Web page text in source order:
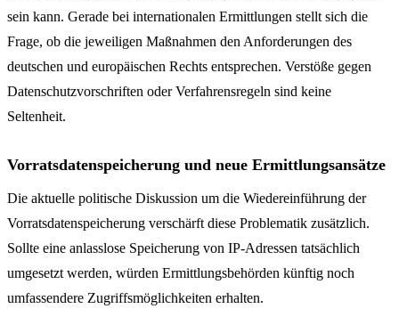
sein kann. Gerade bei internationalen Ermittlungen stellt sich die
Frage, ob die jeweiligen Maßnahmen den Anforderungen des
deutschen und europäischen Rechts entsprechen. Verstöße gegen
Datenschutzvorschriften oder Verfahrensregeln sind keine
Seltenheit.
Vorratsdatenspeicherung und neue Ermittlungsansätze
Die aktuelle politische Diskussion um die Wiedereinführung der
Vorratsdatenspeicherung verschärft diese Problematik zusätzlich.
Sollte eine anlasslose Speicherung von IP-Adressen tatsächlich
umgesetzt werden, würden Ermittlungsbehörden künftig noch
umfassendere Zugriffsmöglichkeiten erhalten.